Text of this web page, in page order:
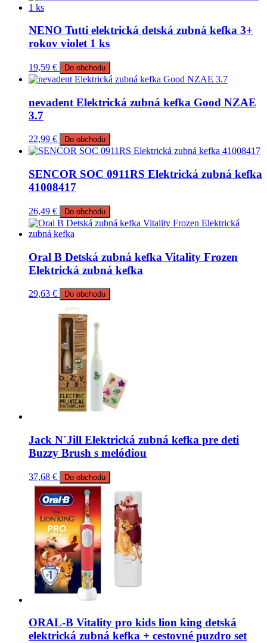
NENO Tutti elektrická detská zubná kefka 3+
rokov violet 1 ks
19,59 € Do obchodu
nevadent Elektrická zubná kefka Good NZAE
3.7
22,99 € Do obchodu
SENCOR SOC 0911RS Elektrická zubná kefka
41008417
26,49 € Do obchodu
Oral B Detská zubná kefka Vitality Frozen
Elektrická zubná kefka
29,63 € Do obchodu
Jack N´Jill Elektrická zubná kefka pre deti
Buzzy Brush s melódiou
37,68 € Do obchodu
ORAL-B Vitality pro kids lion king detská
elektrická zubná kefka + cestovné puzdro set